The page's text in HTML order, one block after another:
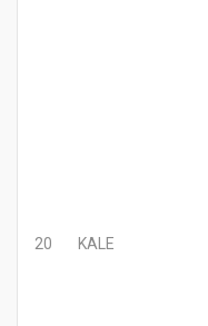
20 KALE